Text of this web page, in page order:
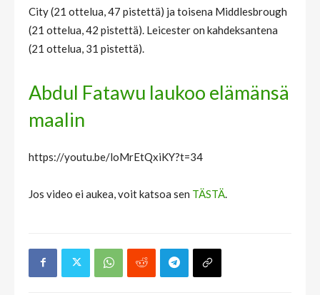
City (21 ottelua, 47 pistettä) ja toisena Middlesbrough
(21 ottelua, 42 pistettä). Leicester on kahdeksantena
(21 ottelua, 31 pistettä).
Abdul Fatawu laukoo elämänsä
maalin
https://youtu.be/loMrEtQxiKY?t=34
Jos video ei aukea, voit katsoa sen TÄSTÄ.